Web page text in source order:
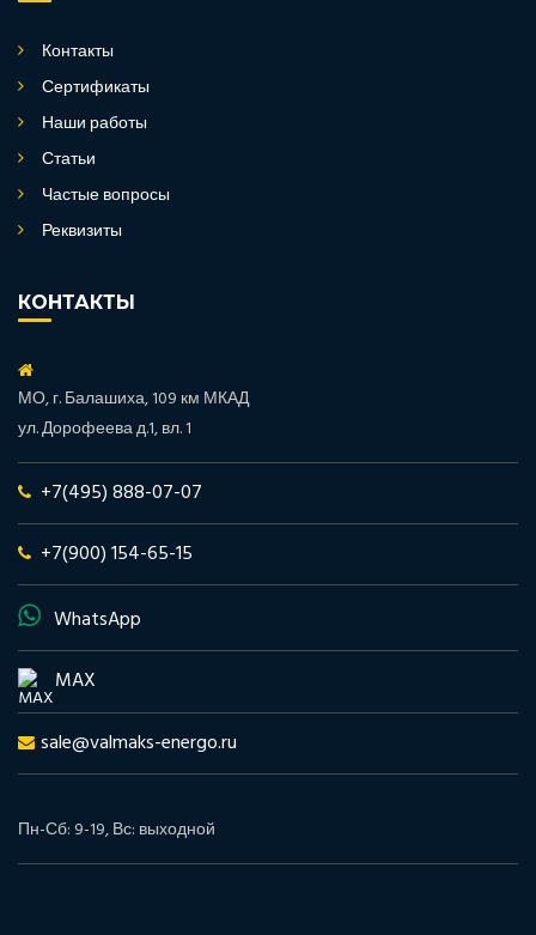
Контакты
Сертификаты
Наши работы
Статьи
Частые вопросы
Реквизиты
КОНТАКТЫ
МО, г. Балашиха, 109 км МКАД
ул. Дорофеева д.1, вл. 1
+7(495) 888-07-07
+7(900) 154-65-15
WhatsApp
MAX
sale@valmaks-energo.ru
Пн-Сб: 9-19, Вс: выходной